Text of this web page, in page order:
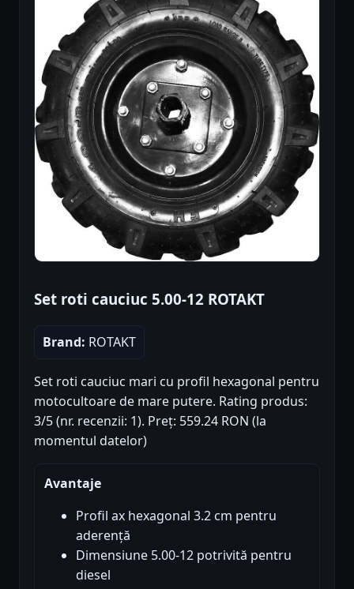
Set roti cauciuc 5.00-12 ROTAKT
Brand: ROTAKT
Set roti cauciuc mari cu profil hexagonal pentru
motocultoare de mare putere. Rating produs:
3/5 (nr. recenzii: 1). Preț: 559.24 RON (la
momentul datelor)
Avantaje
Profil ax hexagonal 3.2 cm pentru
aderență
Dimensiune 5.00-12 potrivită pentru
diesel